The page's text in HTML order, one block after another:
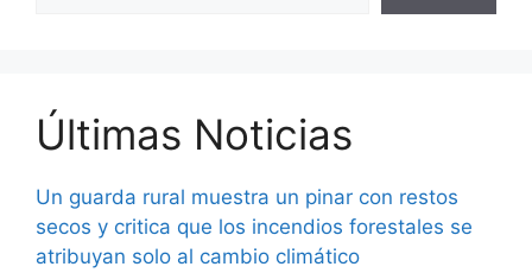
Últimas Noticias
Un guarda rural muestra un pinar con restos
secos y critica que los incendios forestales se
atribuyan solo al cambio climático